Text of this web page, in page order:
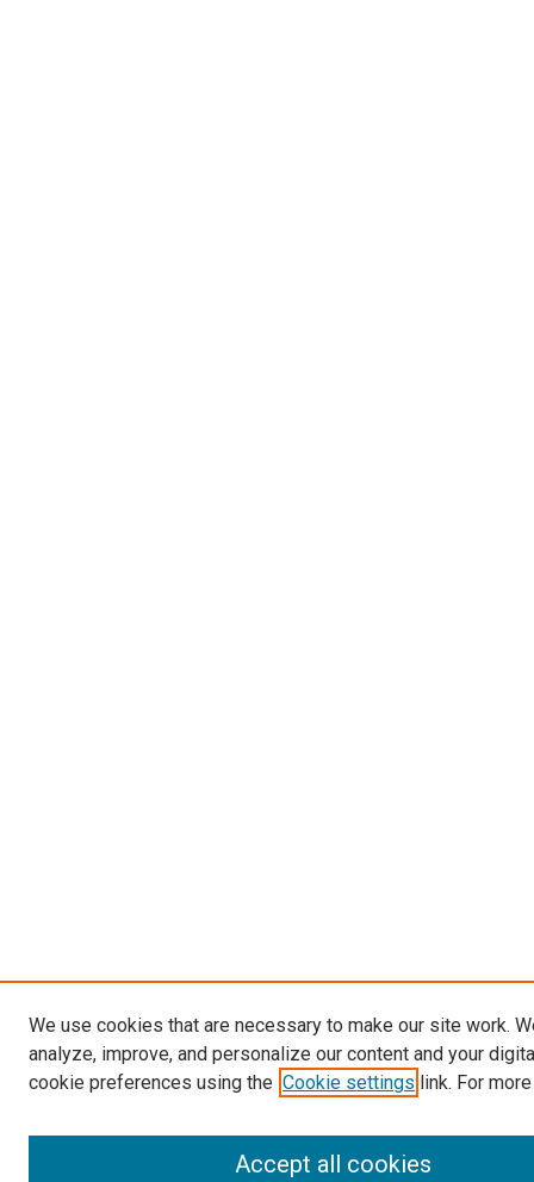
We use cookies that are necessary to make our site work.
analyze, improve, and personalize our content and your
cookie preferences using the Cookie settings link. For
Accept all cookies